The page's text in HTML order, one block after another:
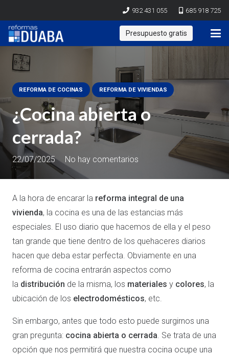
932 431 055 685 918 725
Presupuesto gratis
REFORMA DE COCINAS REFORMA DE VIVIENDAS
¿Cocina abierta o
cerrada?
22/07/2025 No hay comentarios
A la hora de encarar la reforma integral de una
vivienda, la cocina es una de las estancias más
especiales. El uso diario que hacemos de ella y el peso
tan grande que tiene dentro de los quehaceres diarios
hacen que deba estar perfecta. Obviamente en una
reforma de cocina entrarán aspectos como
la distribución de la misma, los materiales y colores, la
ubicación de los electrodomésticos, etc.
Sin embargo, antes que todo esto puede surgirnos una
gran pregunta: cocina abierta o cerrada. Se trata de una
opción que nos permitirá que nuestra cocina ocupe una